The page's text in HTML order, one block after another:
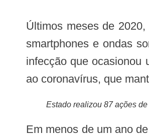
Últimos meses de 2020, cena que pareceu final da Copa do Mundo: o Brasil de olhos e ouvidos atentos às telas de televisão,
smartphones e ondas
infecção que ocasionou
ao coronavírus, que
Estado realizou 87 ações
Em menos de um ano de pandemia, a comunidade científica deu respostas, e, ainda em novembro de 2020, o Brasil recebeu as